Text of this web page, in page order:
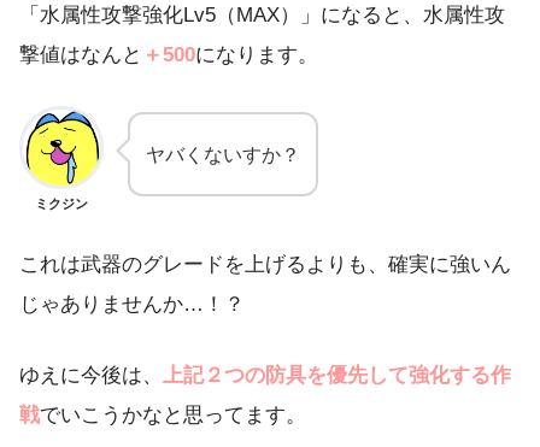
「水属性攻撃強化Lv5（MAX）」になると、水属性攻
撃値はなんと ＋500になります。
ミクジン
ヤバくないすか？
これは武器のグレードを上げるよりも、確実に強いん
じゃありませんか…！？
ゆえに今後は、 上記２つの防具を優先して強化する作
戦でいこうかなと思ってます。